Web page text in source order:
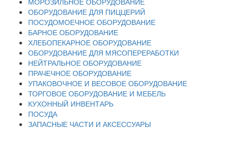
ОБОРУДОВАНИЕ ДЛЯ ПИЦЦЕРИЙ
ПОСУДОМОЕЧНОЕ ОБОРУДОВАНИЕ
БАРНОЕ ОБОРУДОВАНИЕ
ХЛЕБОПЕКАРНОЕ ОБОРУДОВАНИЕ
ОБОРУДОВАНИЕ ДЛЯ МЯСОПЕРЕРАБОТКИ
НЕЙТРАЛЬНОЕ ОБОРУДОВАНИЕ
ПРАЧЕЧНОЕ ОБОРУДОВАНИЕ
УПАКОВОЧНОЕ И ВЕСОВОЕ ОБОРУДОВАНИЕ
ТОРГОВОЕ ОБОРУДОВАНИЕ И МЕБЕЛЬ
КУХОННЫЙ ИНВЕНТАРЬ
ПОСУДА
ЗАПАСНЫЕ ЧАСТИ И АКСЕССУАРЫ